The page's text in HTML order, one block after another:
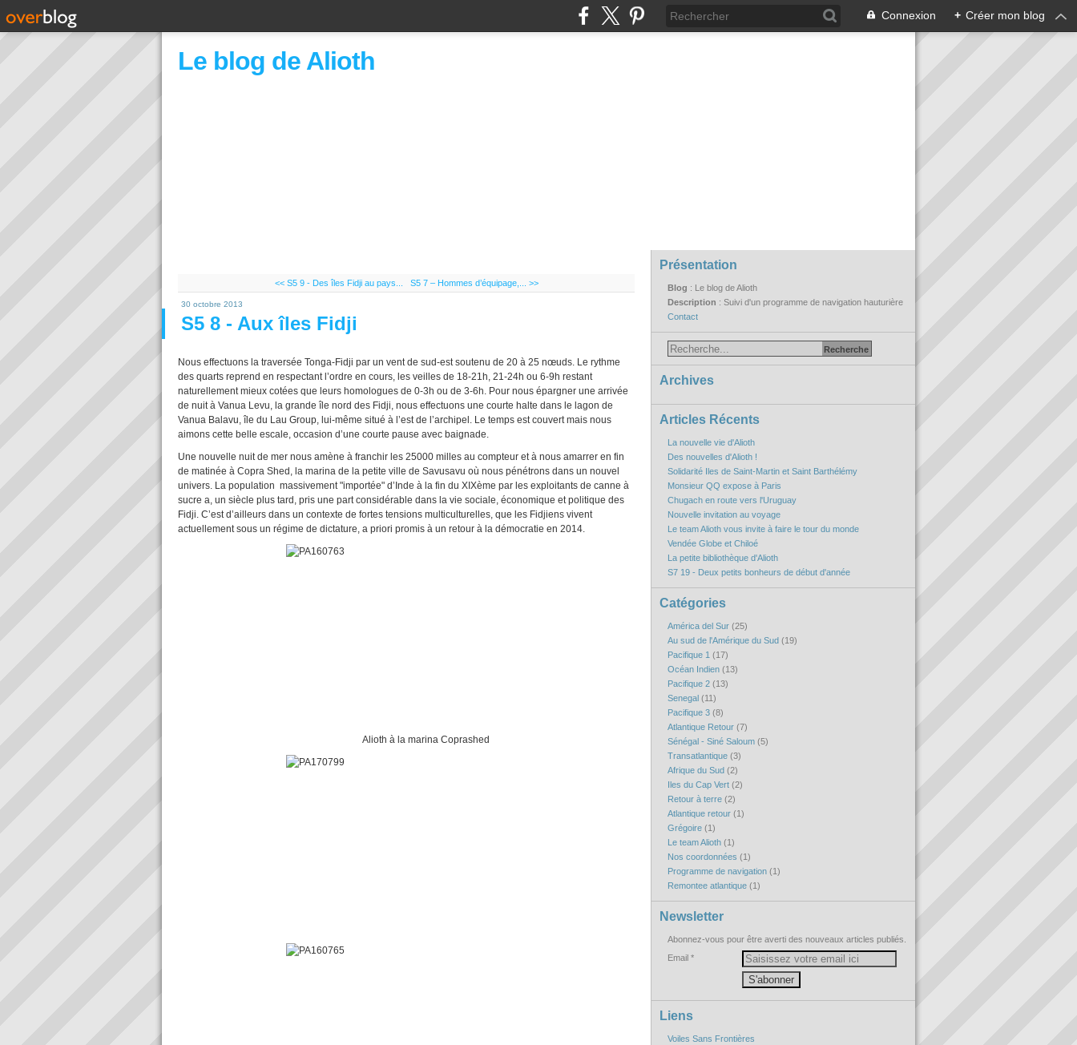
Connexion + Créer mon blog
Le blog de Alioth
<< S5 9 - Des îles Fidji au pays... S5 7 – Hommes d’équipage,... >>
30 octobre 2013
S5 8 - Aux îles Fidji
Nous effectuons la traversée Tonga-Fidji par un vent de sud-est soutenu de 20 à 25 nœuds. Le rythme
des quarts reprend en respectant l’ordre en cours, les veilles de 18-21h, 21-24h ou 6-9h restant
naturellement mieux cotées que leurs homologues de 0-3h ou de 3-6h. Pour nous épargner une arrivée
de nuit à Vanua Levu, la grande île nord des Fidji, nous effectuons une courte halte dans le lagon de
Vanua Balavu, île du Lau Group, lui-même situé à l’est de l’archipel. Le temps est couvert mais nous
aimons cette belle escale, occasion d’une courte pause avec baignade.
Une nouvelle nuit de mer nous amène à franchir les 25000 milles au compteur et à nous amarrer en fin
de matinée à Copra Shed, la marina de la petite ville de Savusavu où nous pénétrons dans un nouvel
univers. La population massivement "importée" d’Inde à la fin du XIXème par les exploitants de canne à
sucre a, un siècle plus tard, pris une part considérable dans la vie sociale, économique et politique des
Fidji. C’est d’ailleurs dans un contexte de fortes tensions multiculturelles, que les Fidjiens vivent
actuellement sous un régime de dictature, a priori promis à un retour à la démocratie en 2014.
Alioth à la marina Coprashed
Présentation
Blog : Le blog de Alioth
Description : Suivi d'un programme de navigation hauturière
Contact
Archives
Articles Récents
La nouvelle vie d'Alioth
Des nouvelles d'Alioth !
Solidarité Iles de Saint-Martin et Saint Barthélémy
Monsieur QQ expose à Paris
Chugach en route vers l'Uruguay
Nouvelle invitation au voyage
Le team Alioth vous invite à faire le tour du monde
Vendée Globe et Chiloé
La petite bibliothèque d'Alioth
S7 19 - Deux petits bonheurs de début d'année
Catégories
América del Sur (25)
Au sud de l'Amérique du Sud (19)
Pacifique 1 (17)
Océan Indien (13)
Pacifique 2 (13)
Senegal (11)
Pacifique 3 (8)
Atlantique Retour (7)
Sénégal - Siné Saloum (5)
Transatlantique (3)
Afrique du Sud (2)
Iles du Cap Vert (2)
Retour à terre (2)
Atlantique retour (1)
Grégoire (1)
Le team Alioth (1)
Nos coordonnées (1)
Programme de navigation (1)
Remontee atlantique (1)
Newsletter
Abonnez-vous pour être averti des nouveaux articles publiés.
Email
Liens
Voiles Sans Frontières